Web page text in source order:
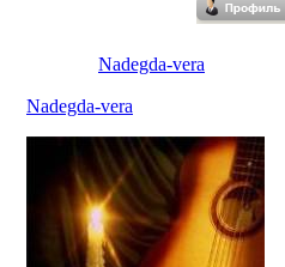
Nadegda-vera
Nadegda-vera